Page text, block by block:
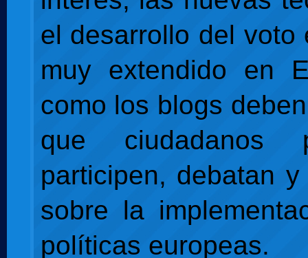
el desarrollo del voto
muy extendido en
como los blogs
que ciudadanos
participen, debatan
sobre la
políticas europeas.